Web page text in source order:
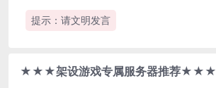
提示：请文明发言
★★★架设游戏专属服务器推荐★★★